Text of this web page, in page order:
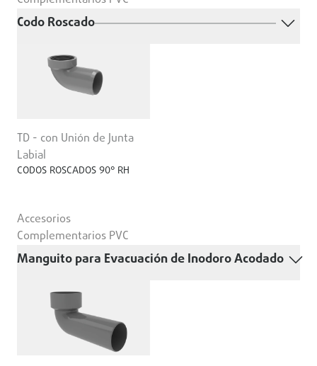
Codo Roscado
TD - con Unión de Junta
Labial
CODOS ROSCADOS 90° RH
Accesorios
Complementarios PVC
Manguito para Evacuación de Inodoro Acodado